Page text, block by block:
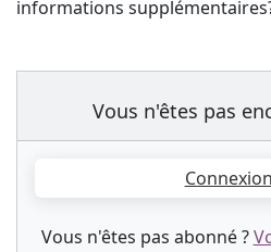
informations
Vous n'êtes pas
Connexion
Vous n'êtes pas abonné ?